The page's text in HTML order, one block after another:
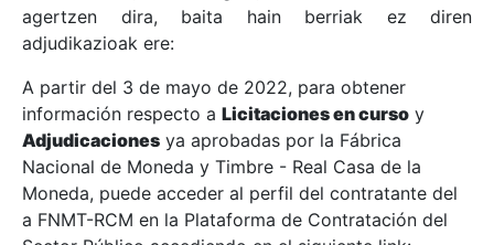
Erakutsi/Ezkutatu
Erakutsi/Ezkutatu
Erakutsi/Ezkutatu
agertzen dira, baita hain berriak ez diren
adjudikazioak ere:
A partir del 3 de mayo de 2022, para obtener
información respecto a Licitaciones en curso y
Adjudicaciones ya aprobadas por la Fábrica
Nacional de Moneda y Timbre - Real Casa de la
Moneda, puede acceder al perfil del contratante del
a FNMT-RCM en la Plataforma de Contratación del